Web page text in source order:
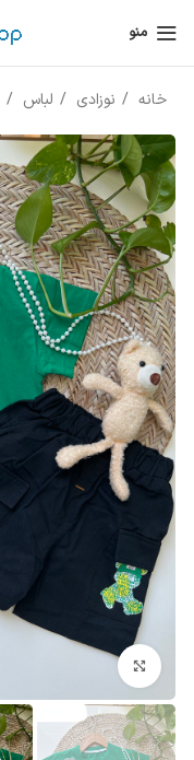
منو
خانه نوزادی لباس
بزرگنمایی تصویر